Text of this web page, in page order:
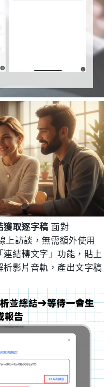
獲取逐字稿 面對
上訪談，無需額外使用
結轉文字」功能，貼上
影片音軌，產出文字稿